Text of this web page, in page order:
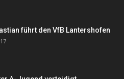
führt den VfB Lantershofen